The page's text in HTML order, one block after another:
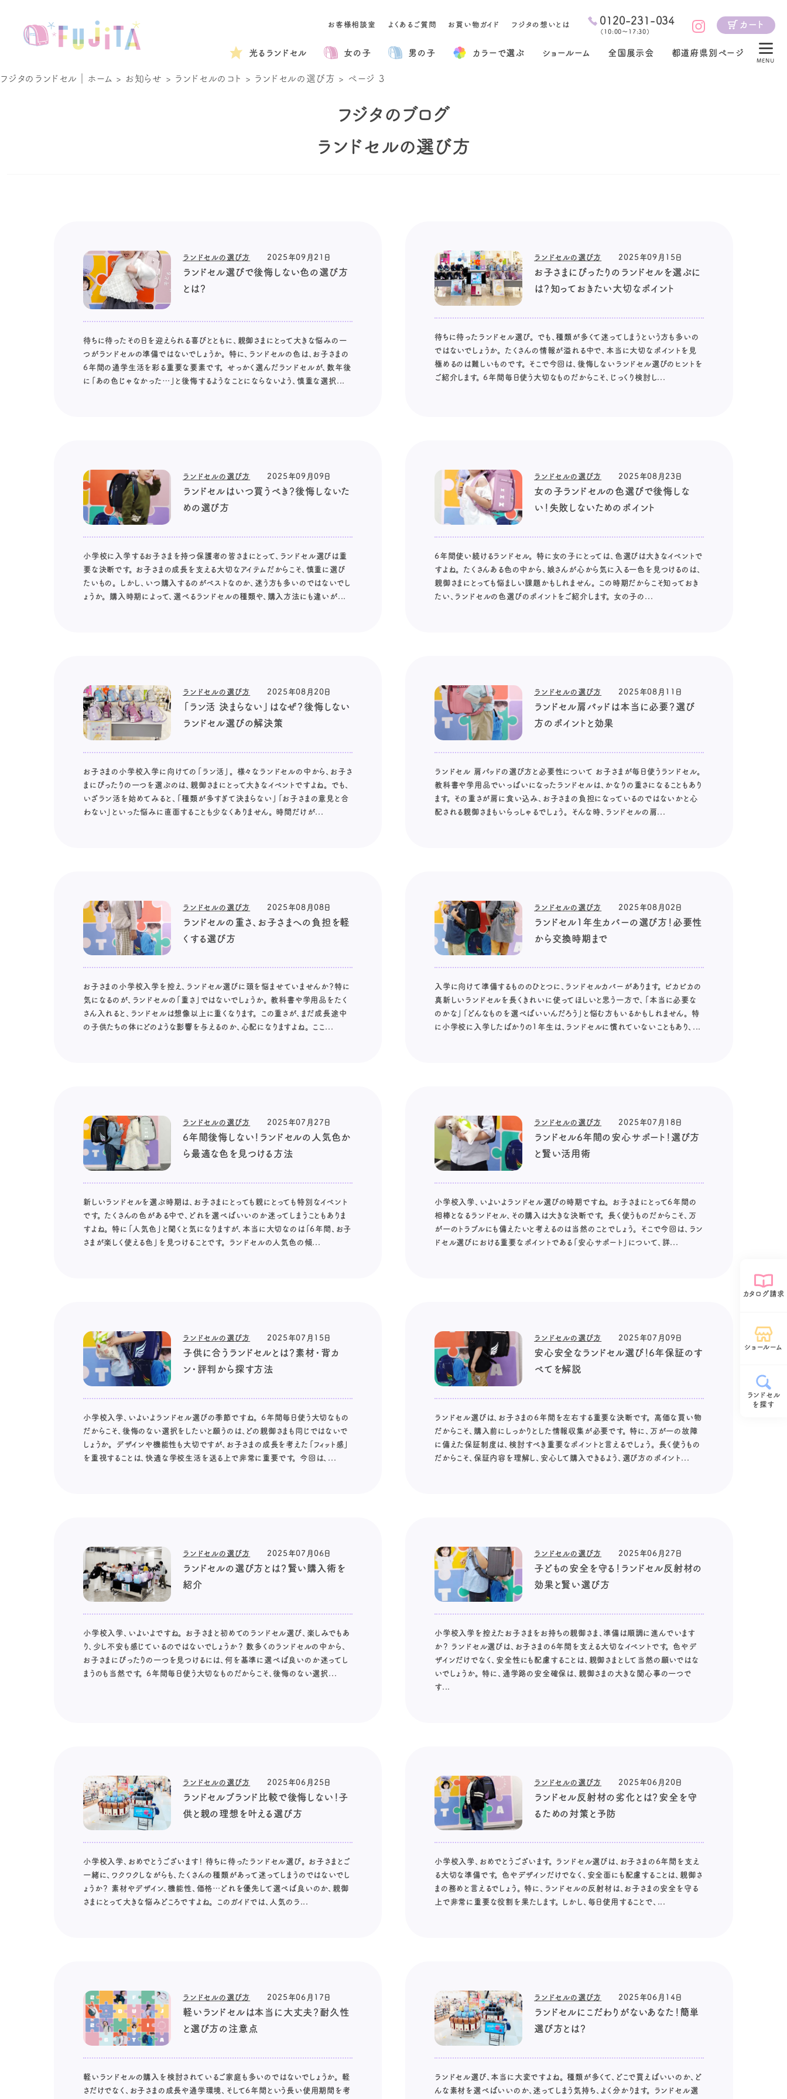
お客様相談室 よくあるご質問 お買い物ガイド フジタの想いとは 0120-231-034
（ 10:00～17:30 ）
カート
光るランドセル 女の子 男の子 カラー で選ぶ ショールーム 全国展示会 都道府県別ページ
MENU
カタログ請求
ショールーム
ランドセル
を探す
フジタのランドセル｜ホーム > お知らせ > ランドセルのコト > ランドセルの選び方 > ページ 3
フジタのブログ
ランドセルの選び方
ランドセル選びで後悔しない色の選び方
とは？
ランドセルの選び方 2025年09月21日
待ちに待ったその日を迎えられる喜びとともに、親御さまにとって大きな悩みの一
つがランドセルの準備ではないでしょうか。 特に、ランドセルの色は、お子さまの
6年間の通学生活を彩る重要な要素です。 せっかく選んだランドセルが、数年後
に「あの色じゃなかった…」と後悔するようなことにならないよう、慎重な選択...
お子さまにぴったりのランドセルを選ぶに
は？知っておきたい大切なポイント
ランドセルの選び方 2025年09月15日
待ちに待ったランドセル選び。 でも、種類が多くて迷ってしまうという方も多いの
ではないでしょうか。 たくさんの情報が溢れる中で、本当に大切なポイントを見
極めるのは難しいものです。 そこで今回は、後悔しないランドセル選びのヒントを
ご紹介します。 6年間毎日使う大切なものだからこそ、じっくり検討し...
ランドセルはいつ買うべき？後悔しないた
めの選び方
ランドセルの選び方 2025年09月09日
小学校に入学するお子さまを持つ保護者の皆さまにとって、ランドセル選びは重
要な決断です。 お子さまの成長を支える大切なアイテムだからこそ、慎重に選び
たいもの。 しかし、いつ購入するのがベストなのか、迷う方も多いのではないでし
ょうか。 購入時期によって、選べるランドセルの種類や、購入方法にも違いが...
女の子ランドセルの色選びで後悔しな
い！失敗しないためのポイント
ランドセルの選び方 2025年08月23日
6年間使い続けるランドセル。 特に女の子にとっては、色選びは大きなイベントで
すよね。 たくさんある色の中から、娘さんが心から気に入る一色を見つけるのは、
親御さまにとっても悩ましい課題かもしれません。 この時期だからこそ知っておき
たい、ランドセルの色選びのポイントをご紹介します。 女の子の...
「ラン活 決まらない」はなぜ？後悔しない
ランドセル選びの解決策
ランドセルの選び方 2025年08月20日
お子さまの小学校入学に向けての「ラン活」。 様々なランドセルの中から、お子さ
まにぴったりの一つを選ぶのは、親御さまにとって大きなイベントですよね。 でも、
いざラン活を始めてみると、「種類が多すぎて決まらない」「お子さまの意見と合
わない」といった悩みに直面することも少なくありません。 時間だけが...
ランドセル肩パッドは本当に必要？選び
方のポイントと効果
ランドセルの選び方 2025年08月11日
ランドセル 肩パッドの選び方と必要性について お子さまが毎日使うランドセル。
教科書や学用品でいっぱいになったランドセルは、かなりの重さになることもあり
ます。 その重さが肩に食い込み、お子さまの負担になっているのではないかと心
配される親御さまもいらっしゃるでしょう。 そんな時、ランドセルの肩...
ランドセルの重さ、お子さまへの負担を軽
くする選び方
ランドセルの選び方 2025年08月08日
お子さまの小学校入学を控え、ランドセル選びに頭を悩ませていませんか？特に
気になるのが、ランドセルの「重さ」ではないでしょうか。 教科書や学用品をたく
さん入れると、ランドセルは想像以上に重くなります。 この重さが、まだ成長途中
の子供たちの体にどのような影響を与えるのか、心配になりますよね。 ここ...
ランドセル1年生カバーの選び方！必要性
から交換時期まで
ランドセルの選び方 2025年08月02日
入学に向けて準備するもののひとつに、ランドセルカバーがあります。 ピカピカの
真新しいランドセルを長くきれいに使ってほしいと思う一方で、「本当に必要な
のかな」「どんなものを選べばいいんだろう」と悩む方もいるかもしれません。 特
に小学校に入学したばかりの1年生は、ランドセルに慣れていないこともあり、...
6年間後悔しない！ランドセルの人気色か
ら最適な色を見つける方法
ランドセルの選び方 2025年07月27日
新しいランドセルを選ぶ時期は、お子さまにとっても親にとっても特別なイベント
です。 たくさんの色がある中で、どれを選べばいいのか迷ってしまうこともありま
すよね。 特に「人気色」と聞くと気になりますが、本当に大切なのは「6年間、お子
さまが楽しく使える色」を見つけることです。 ランドセルの人気色の傾...
ランドセル6年間の安心サポート！選び方
と賢い活用術
ランドセルの選び方 2025年07月18日
小学校入学、いよいよランドセル選びの時期ですね。 お子さまにとって6年間の
相棒となるランドセル、その購入は大きな決断です。 長く使うものだからこそ、万
が一のトラブルにも備えたいと考えるのは当然のことでしょう。 そこで今回は、ラン
ドセル選びにおける重要なポイントである「安心サポート」について、詳...
子供に合うランドセルとは？素材・背カ
ン・評判から探す方法
ランドセルの選び方 2025年07月15日
小学校入学、いよいよランドセル選びの季節ですね。 6年間毎日使う大切なもの
だからこそ、後悔のない選択をしたいと願うのは、どの親御さまも同じではないで
しょうか。 デザインや機能性も大切ですが、お子さまの成長を考えた「フィット感」
を重視することは、快適な学校生活を送る上で非常に重要です。 今回は、...
安心安全なランドセル選び！6年保証のす
べてを解説
ランドセルの選び方 2025年07月09日
ランドセル選びは、お子さまの6年間を左右する重要な決断です。 高価な買い物
だからこそ、購入前にしっかりとした情報収集が必要です。 特に、万が一の故障
に備えた保証制度は、検討すべき重要なポイントと言えるでしょう。 長く使うもの
だからこそ、保証内容を理解し、安心して購入できるよう、選び方のポイント...
ランドセルの選び方とは？賢い購入術を
紹介
ランドセルの選び方 2025年07月06日
小学校入学、いよいよですね。 お子さまと初めてのランドセル選び、楽しみでもあ
り、少し不安も感じているのではないでしょうか？ 数多くのランドセルの中から、
お子さまにぴったりの一つを見つけるには、何を基準に選べば良いのか迷ってし
まうのも当然です。 6年間毎日使う大切なものだからこそ、後悔のない選択...
子どもの安全を守る！ランドセル反射材の
効果と賢い選び方
ランドセルの選び方 2025年06月27日
小学校入学を控えたお子さまをお持ちの親御さま、準備は順調に進んでいます
か？ ランドセル選びは、お子さまの6年間を支える大切なイベントです。 色やデ
ザインだけでなく、安全性にも配慮することは、親御さまとして当然の願いではな
いでしょうか。 特に、通学路の安全確保は、親御さまの大きな関心事の一つで
す...
ランドセルブランド比較で後悔しない！子
供と親の理想を叶える選び方
ランドセルの選び方 2025年06月25日
小学校入学、おめでとうございます！ 待ちに待ったランドセル選び。 お子さまとご
一緒に、ワクワクしながらも、たくさんの種類があって迷ってしまうのではないでし
ょうか？ 素材やデザイン、機能性、価格…どれを優先して選べば良いのか、親御
さまにとって大きな悩みどころですよね。 このガイドでは、人気のラ...
ランドセル反射材の劣化とは？安全を守
るための対策と予防
ランドセルの選び方 2025年06月20日
小学校入学、おめでとうございます。 ランドセル選びは、お子さまの6年間を支え
る大切な準備です。 色やデザインだけでなく、安全面にも配慮することは、親御さ
まの務めと言えるでしょう。 特に、ランドセルの反射材は、お子さまの安全を守る
上で非常に重要な役割を果たします。 しかし、毎日使用することで、...
軽いランドセルは本当に大丈夫？耐久性
と選び方の注意点
ランドセルの選び方 2025年06月17日
軽いランドセルの購入を検討されているご家庭も多いのではないでしょうか。 軽
さだけでなく、お子さまの成長や通学環境、そして6年間という長い使用期間を考
ランドセルにこだわりがないあなた！簡単
選び方とは？
ランドセルの選び方 2025年06月14日
ランドセル選び、本当に大変ですよね。 種類が多くて、どこで買えばいいのか、ど
んな素材を選べばいいのか、迷ってしまう気持ち、よく分かります。 ランドセル選